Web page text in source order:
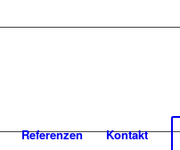
Referenzen Kontakt